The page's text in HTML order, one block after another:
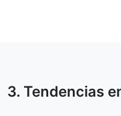
3. Tendencias